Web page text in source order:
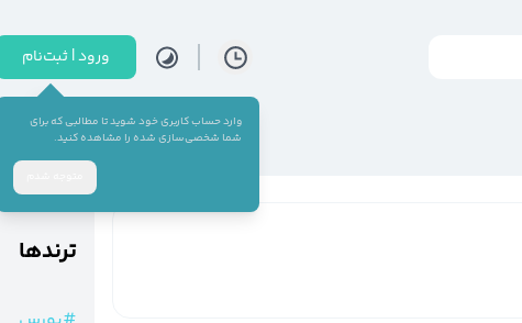
ورود | ثبت‌نام
وارد حساب کاربری خود شوید تا مطالبی که برای
شما شخصی‌سازی شده را مشاهده کنید.
ترند‌ها